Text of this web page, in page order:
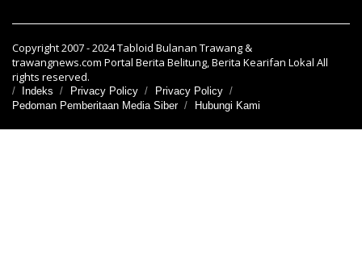
Copyright 2007 - 2024 Tabloid Bulanan Trawang &
trawangnews.com Portal Berita Belitung, Berita Kearifan Lokal All
rights reserved.
Indeks Privacy Policy
Privacy Policy
Pedoman Pemberitaan Media Siber
Hubungi Kami